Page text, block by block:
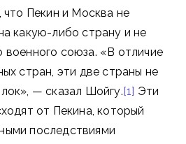
что Пекин и Москва не
какую-либо страну и не
военного союза. «В отличие
стран, эти две страны не
— сказал Шойгу.[1] Эти
от Пекина, который
последствиями